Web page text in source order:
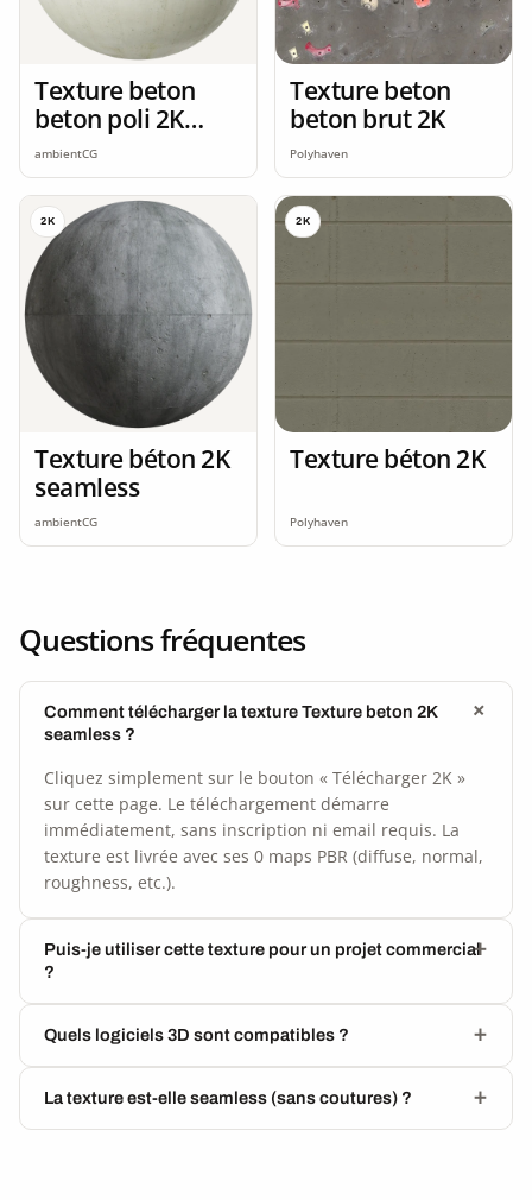
Texture beton
beton poli 2K
seamless
ambientCG
Texture beton
beton brut 2K
Polyhaven
2K
Texture béton 2K
seamless
ambientCG
2K
Texture béton 2K
Polyhaven
Questions fréquentes
Comment télécharger la texture Texture beton 2K
seamless ?
Cliquez simplement sur le bouton « Télécharger 2K »
sur cette page. Le téléchargement démarre
immédiatement, sans inscription ni email requis. La
texture est livrée avec ses 0 maps PBR (diffuse, normal,
roughness, etc.).
Puis-je utiliser cette texture pour un projet commercial
?
Quels logiciels 3D sont compatibles ?
La texture est-elle seamless (sans coutures) ?